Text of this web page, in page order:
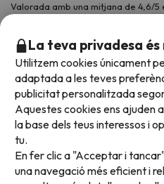
Valorada amb una mitjana de 4,6/5
Acceptem
La teva privadesa
Utilitzem cookies únicament
adaptada a les teves
publicitat personalitzada
Aquestes cookies ens ajuden
la base dels teus interessos i
tu.
En fer clic a "Acceptar i
una navegació més eficient i